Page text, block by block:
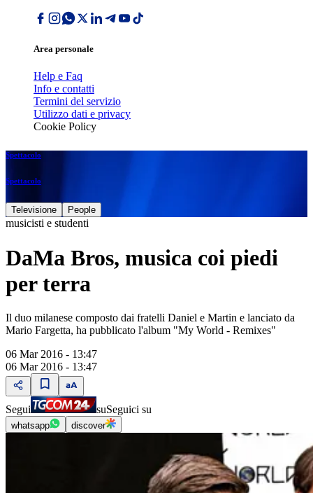
Area personale
Help e Faq
Info e contatti
Termini del servizio
Utilizzo dati e privacy
Cookie Policy
Spettacolo
Spettacolo
Televisione People
musicisti e studenti
DaMa Bros, musica coi piedi
per terra
Il duo milanese composto dai fratelli Daniel e Martin e lanciato da
Mario Fargetta, ha pubblicato l'album "My World - Remixes"
06 Mar 2016 - 13:47
06 Mar 2016 - 13:47
Segui suSeguici su
whatsapp discover